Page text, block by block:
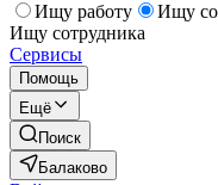
Ищу работу
Ищу
Ищу сотрудника
Сервисы
Помощь
Ещё
Поиск
Балаково